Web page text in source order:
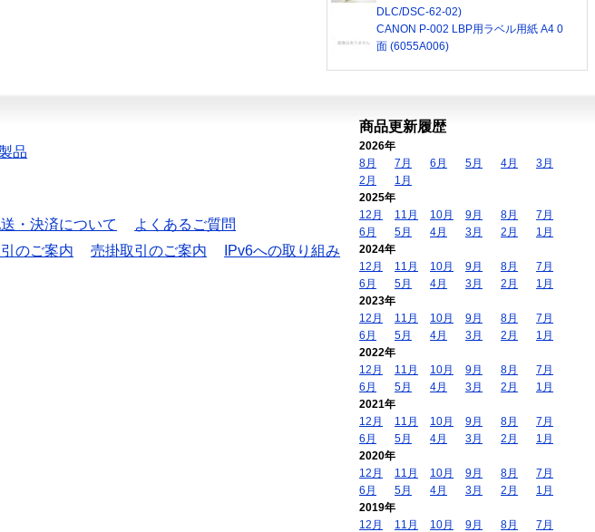
DLC/DSC-62-02)
CANON P-002 LBP用ラベル用紙 A4 0
面 (6055A006)
品
・決済について
よくあるご質問
のご案内 売掛取引のご案内
IPv6への取り組み
商品更新履歴
2026年
8月
7月 6月 5月 4月
3月
2月
1月
2025年
12月
11月 10月 9月 8月
7月
6月
5月 4月 3月 2月
1月
2024年
12月
11月 10月 9月 8月
7月
6月
5月 4月 3月 2月
1月
2023年
12月
11月 10月 9月 8月
7月
6月
5月 4月 3月 2月
1月
2022年
12月
11月 10月 9月 8月
7月
6月
5月 4月 3月 2月
1月
2021年
12月
11月 10月 9月 8月
7月
6月
5月 4月 3月 2月
1月
2020年
12月
11月 10月 9月 8月
7月
6月
5月 4月 3月 2月
1月
2019年
12月
11月 10月 9月 8月
7月